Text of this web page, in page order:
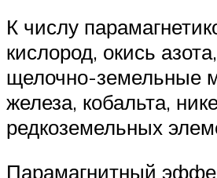
К числу
кислород, окись
щелочно-земельные
железа, кобальта,
редкоземельных
Парамагнитный